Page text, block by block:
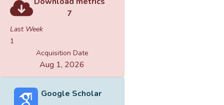
7
Last Week
1
Acquisition Date
Aug 1, 2026
Google Scholar